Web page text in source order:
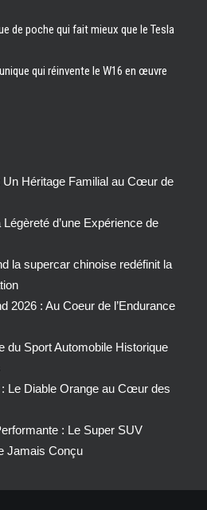
de poche qui fait mieux que le Tesla
qui réinvente le W16 en œuvre
Héritage Familial au Cœur de
d’une Expérience de
la supercar chinoise redéfinit la
2026 : Au Coeur de l’Endurance
du Sport Automobile Historique
Le Diable Orange au Cœur des
: Le Super SUV
Jamais Conçu